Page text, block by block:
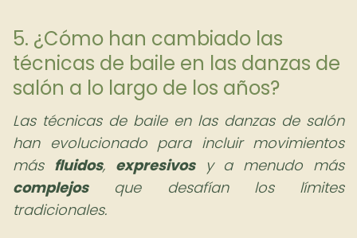
5. ¿Cómo han cambiado las
técnicas de baile en las danzas de
salón a lo largo de los años?
Las técnicas de baile en las danzas de salón
han evolucionado para incluir movimientos
más fluidos, expresivosy a menudo más
complejosque desafían los límites
tradicionales.